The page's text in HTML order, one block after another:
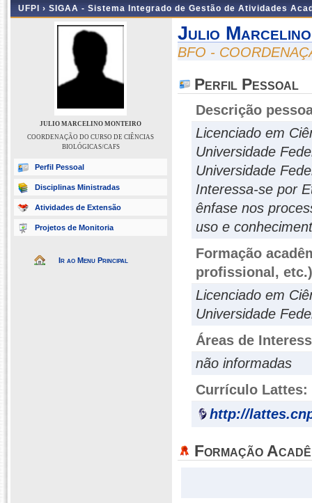
UFPI › SIGAA - Sistema Integrado de Gestão de Atividades
JULIO MARCELINO MONTEIRO
COORDENAÇÃO DO CURSO DE CIÊNCIAS
BIOLÓGICAS/CAFS
Perfil Pessoal
Disciplinas Ministradas
Atividades de Extensão
Projetos de Monitoria
Ir ao Menu Principal
Julio
BFO -
Perfil Pessoal
Descrição
Licenciado em
Universidade
Universidade
Interessa-se por
ênfase nos
uso e
Formação
profissional, etc.)
Licenciado em
Universidade
Áreas de
não informadas
Currículo Lattes:
http://
Formação